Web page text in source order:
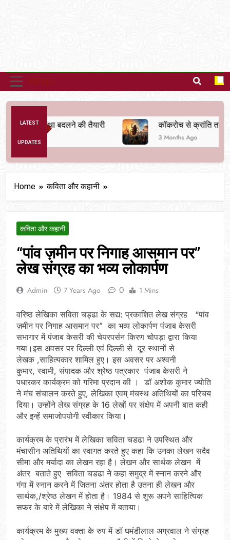
LATEST
UPDATES
व्यवस्था बदलने की तैयारी कॉकरोच से क्रांति तक
3 Months Ago
Home कविता और कहानी
कविता और कहानी
“पांव ज़मीन पर निगाह आसमान पर”
लेख संग्रह का भव्य लोकार्पण
Admin 7 Years Ago 0 1 Mins
वरिष्ठ लेखिका सविता चड्ढा के सद्य: प्रकाशित लेख संग्रह “पांव
ज़मीन पर निगाह आसमान पर” का भव्य लोकार्पण पंजाब केसरी
सभागार में पंजाब केसरी की चेयरपर्सन किरण चोपड़ा द्वारा किया
गया।इस अवसर पर दिल्ली एवं दिल्ली से दूर स्थानों से
लेखक ,साहित्यकार शामिल हुए। इस अवसर पर अश्वनी
कुमार, स्वामी, संपादक और श्रेष्ठ पत्रकार पंजाब केसरी ने
पधारकर कार्यक्रम को गरिमा प्रदान की । डॉ अशोक कुमार ज्योति
ने मंच संचालन करते हुए, लेखिका एवम् मंचस्थ अतिथियों का परिचय
दिया। उन्होंने लेख संग्रह के 16 लेखों पर संक्षेप में अपनी बात कही
और इन्हें समाजोपयोगी स्वीकार किया।
कार्यक्रम के प्रारंभ में लेखिका सविता चडढा ने उपस्थित और
मंचासीन अतिथियों का स्वागत करते हुए कहा कि उनका लेखन सदैव
सीमा और मर्यादा का लेखन रहा है। लेखन और सार्थक लेखन में
अंतर बताते हुए सविता चडढा ने कहा समुद्र में स्नान करने और
गंगा में स्नान करने में जितना अंतर होता है उतना ही लेखन और
सार्थक,/श्रेष्ठ लेखन में होता है। 1984 से शुरू अपने साहित्यिक
सफर के बारे में लेखिका ने संक्षेप में बताया।
कार्यक्रम के मुख्य वक्ता के रुप में डॉ घमंडीलाल अग्रवाल ने संग्रह